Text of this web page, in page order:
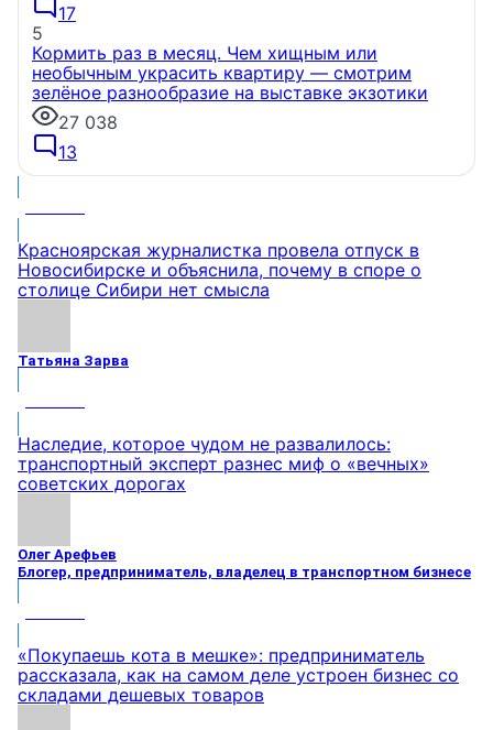
17
5
Кормить раз в месяц. Чем хищным или
необычным украсить квартиру — смотрим
зелёное разнообразие на выставке экзотики
27 038
13
Красноярская журналистка провела отпуск в
Новосибирске и объяснила, почему в споре о
столице Сибири нет смысла
Татьяна Зарва
Наследие, которое чудом не развалилось:
транспортный эксперт разнес миф о «вечных»
советских дорогах
Олег Арефьев
Блогер, предприниматель, владелец в транспортном бизнесе
«Покупаешь кота в мешке»: предприниматель
рассказала, как на самом деле устроен бизнес со
складами дешевых товаров